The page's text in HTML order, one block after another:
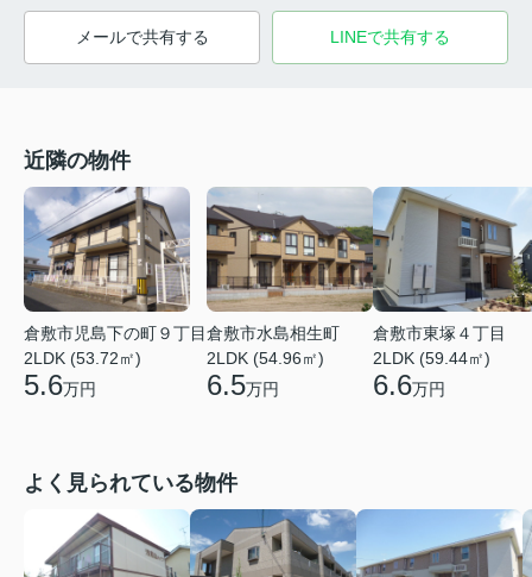
メールで共有する LINEで共有する
近隣の物件
倉敷市児島下の町９丁目
2LDK (53.72㎡)
5.6万円
倉敷市水島相生町
2LDK (54.96㎡)
6.5万円
倉敷市東塚４丁目
2LDK (59.44㎡)
6.6万円
よく見られている物件